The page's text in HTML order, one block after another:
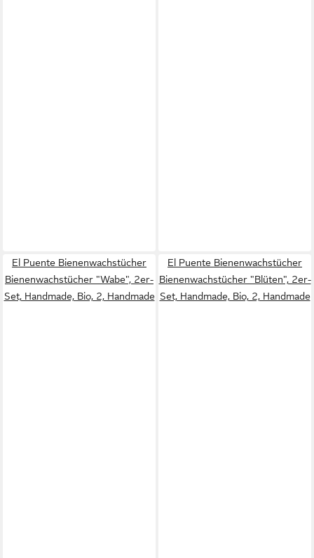
El Puente Bienenwachstücher
Bienenwachstücher "Wabe", 2er-
Set, Handmade, Bio, 2, Handmade
El Puente Bienenwachstücher
Bienenwachstücher "Blüten", 2er-
Set, Handmade, Bio, 2, Handmade